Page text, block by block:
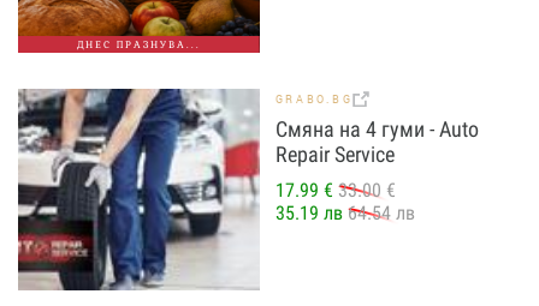
ДНЕС ПРАЗНУВА...
GRABO.BG
Смяна на 4 гуми - Auto
Repair Service
17.99 € 33.00 €
35.19 лв 64.54 лв